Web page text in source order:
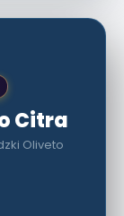
Citra
Oliveto